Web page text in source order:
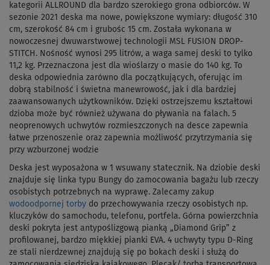
kategorii ALLROUND dla bardzo szerokiego grona odbiorców. W
sezonie 2021 deska ma nowe, powiększone wymiary: długość 310
cm, szerokość 84 cm i grubośc 15 cm. Została wykonana w
nowoczesnej dwuwarstwowej technologii MSL FUSION DROP-
STITCH. Nośność wynosi 295 litrów, a waga samej deski to tylko
11,2 kg. Przeznaczona jest dla wioślarzy o masie do 140 kg. To
deska odpowiednia zarówno dla początkujących, oferując im
dobrą stabilność i świetna manewrowość, jak i dla bardziej
zaawansowanych użytkowników. Dzięki ostrzejszemu kształtowi
dzioba może być również używana do pływania na falach. 5
neoprenowych uchwytów rozmieszczonych na desce zapewnia
łatwe przenoszenie oraz zapewnia możliwość przytrzymania się
przy wzburzonej wodzie
Deska jest wyposażona w 1 wsuwany statecznik. Na dziobie deski
znajduje się linka typu Bungy do zamocowania bagażu lub rzeczy
osobistych potrzebnych na wyprawę. Zalecamy zakup
wodoodpornej torby do przechowywania rzeczy osobistych np.
kluczyków do samochodu, telefonu, portfela. Górna powierzchnia
deski pokryta jest antypoślizgową pianką „Diamond Grip” z
profilowanej, bardzo miękkiej pianki EVA. 4 uchwyty typu D-Ring
ze stali nierdzewnej znajdują się po bokach deski i służą do